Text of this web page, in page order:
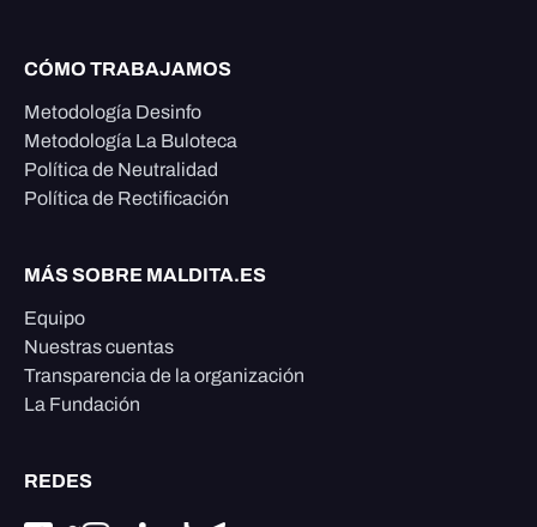
CÓMO TRABAJAMOS
Metodología Desinfo
Metodología La Buloteca
Política de Neutralidad
Política de Rectificación
MÁS SOBRE MALDITA.ES
Equipo
Nuestras cuentas
Transparencia de la organización
La Fundación
REDES